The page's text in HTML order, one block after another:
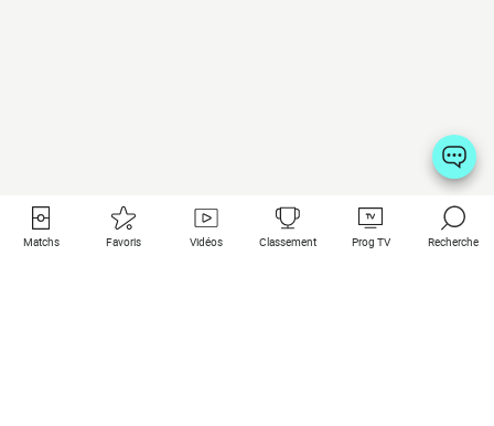
Matchs Favoris Vidéos Classement Prog TV Recherche